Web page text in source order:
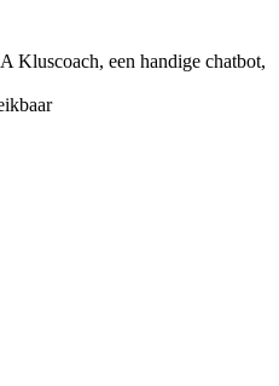
Kluscoach, een handige chatbot,